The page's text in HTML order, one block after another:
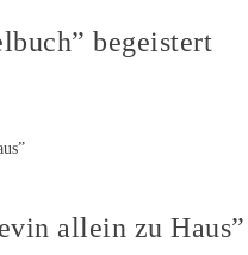
begeistert
allein zu Haus”